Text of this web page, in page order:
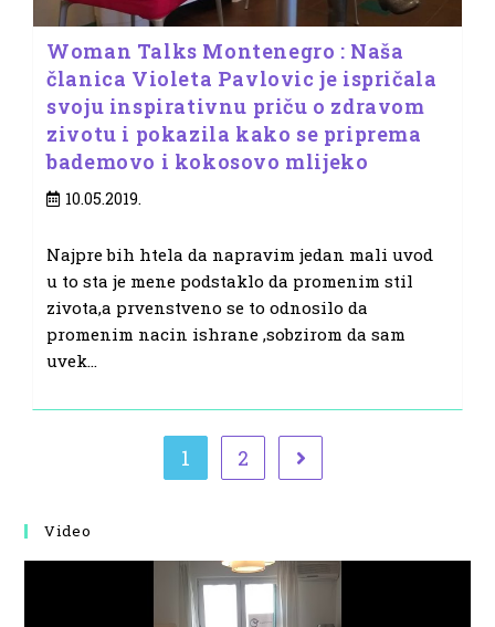
Woman Talks Montenegro : Naša
članica Violeta Pavlovic je ispričala
svoju inspirativnu priču o zdravom
zivotu i pokazila kako se priprema
bademovo i kokosovo mlijeko
Post
10.05.2019.
Najpre bih htela da napravim jedan mali uvod
u to sta je mene podstaklo da promenim stil
zivota,a prvenstveno se to odnosilo da
promenim nacin ishrane ,sobzirom da sam
uvek…
1 2 Go to the next page
Video